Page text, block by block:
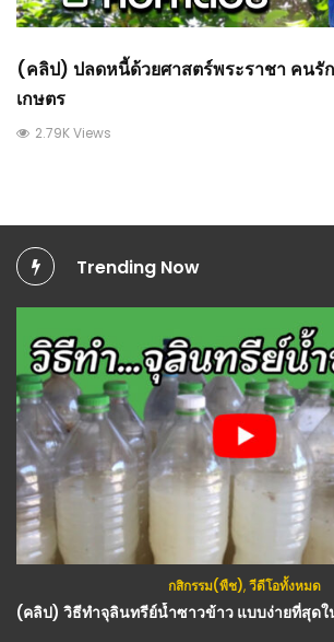
(คลิป) ปลดหนี้ด้วยศาสตร์พระราชา คนรั
เกษตร
2.79K Views
Trending Now
กสิกรรม(พืช),วีดีโอทั้งหมด